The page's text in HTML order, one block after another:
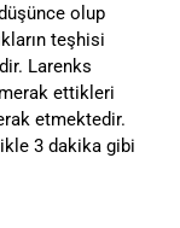
olup
teşhisi
Larenks
ettikleri
etmektedir.
3 dakika gibi